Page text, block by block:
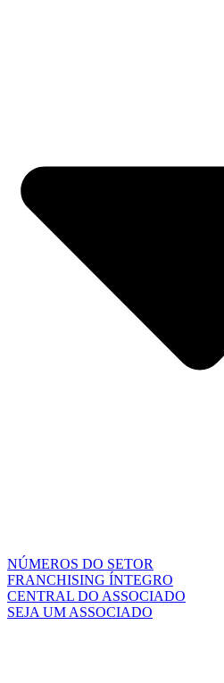
NÚMEROS DO SETOR
FRANCHISING ÍNTEGRO
CENTRAL DO ASSOCIADO
SEJA UM ASSOCIADO